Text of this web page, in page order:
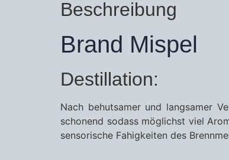
Beschreibung
Brand Mispel
Destillation:
Nach behutsamer und langsamer
schonend sodass möglichst viel
sensorische Fahigkeiten des